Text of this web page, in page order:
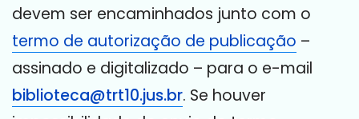
devem ser encaminhados junto com o
termo de autorização de publicação –
assinado e digitalizado – para o e-mail
biblioteca@trt10.jus.br. Se houver